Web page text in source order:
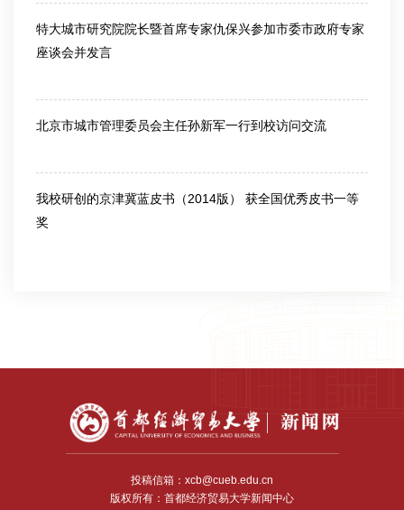
特大城市研究院院长暨首席专家仇保兴参加市委市政府专家
座谈会并发言
北京市城市管理委员会主任孙新军一行到校访问交流
我校研创的京津冀蓝皮书（2014版） 获全国优秀皮书一等
奖
投稿信箱：xcb@cueb.edu.cn
版权所有：首都经济贸易大学新闻中心